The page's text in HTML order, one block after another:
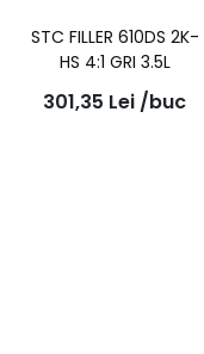
STC FILLER 610DS 2K-
HS 4:1 GRI 3.5L
301,35 Lei /buc